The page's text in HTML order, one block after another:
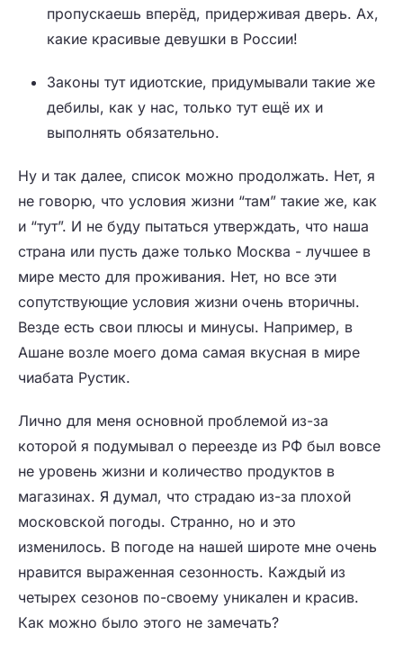
пропускаешь вперёд, придерживая дверь. Ах,
какие красивые девушки в России!
Законы тут идиотские, придумывали такие же
дебилы, как у нас, только тут ещё их и
выполнять обязательно.
Ну и так далее, список можно продолжать. Нет, я
не говорю, что условия жизни “там” такие же, как
и “тут”. И не буду пытаться утверждать, что наша
страна или пусть даже только Москва - лучшее в
мире место для проживания. Нет, но все эти
сопутствующие условия жизни очень вторичны.
Везде есть свои плюсы и минусы. Например, в
Ашане возле моего дома самая вкусная в мире
чиабата Рустик.
Лично для меня основной проблемой из-за
которой я подумывал о переезде из РФ был вовсе
не уровень жизни и количество продуктов в
магазинах. Я думал, что страдаю из-за плохой
московской погоды. Странно, но и это
изменилось. В погоде на нашей широте мне очень
нравится выраженная сезонность. Каждый из
четырех сезонов по-своему уникален и красив.
Как можно было этого не замечать?